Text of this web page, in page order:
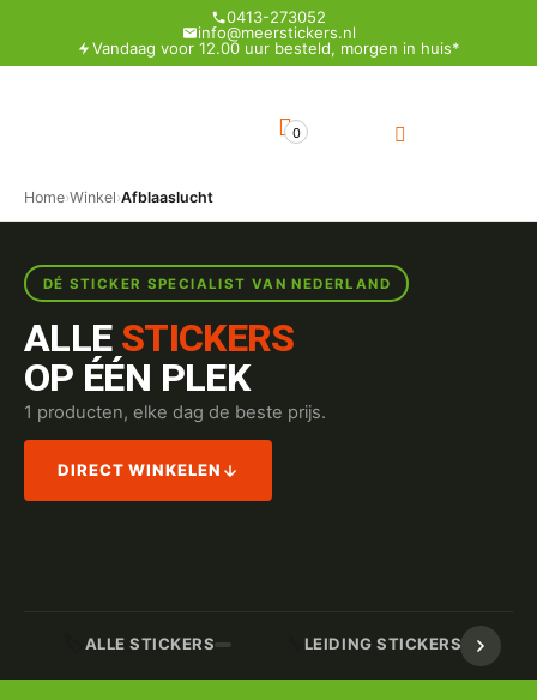
0413-273052
info@meerstickers.nl
Vandaag voor 12.00 uur besteld, morgen in huis*
0
Home›Winkel›Afblaaslucht
DÉ STICKER SPECIALIST VAN NEDERLAND
ALLE STICKERS
OP ÉÉN PLEK
1 producten, elke dag de beste prijs.
DIRECT WINKELEN
ALLE STICKERS LEIDING STICKERS /